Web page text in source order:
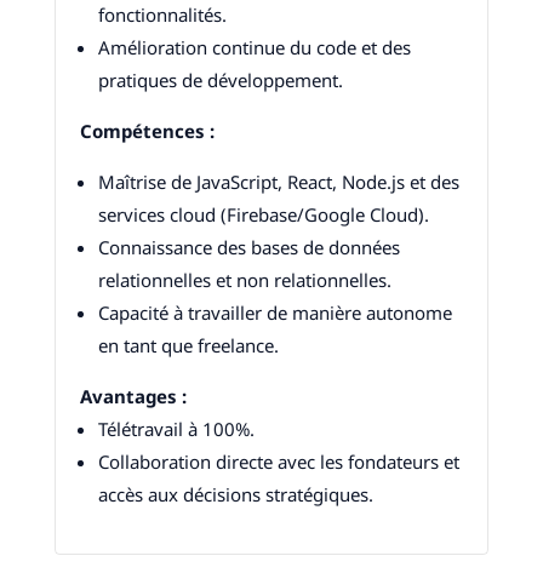
fonctionnalités.
Amélioration continue du code et des
pratiques de développement.
Compétences :
Maîtrise de JavaScript, React, Node.js et des
services cloud (Firebase/Google Cloud).
Connaissance des bases de données
relationnelles et non relationnelles.
Capacité à travailler de manière autonome
en tant que freelance.
Avantages :
Télétravail à 100%.
Collaboration directe avec les fondateurs et
accès aux décisions stratégiques.